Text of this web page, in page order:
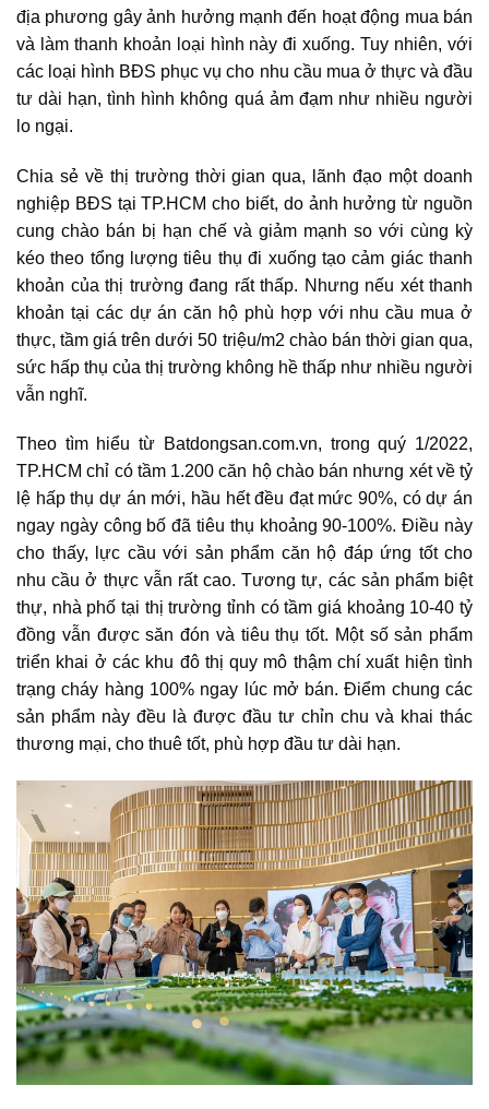
địa phương gây ảnh hưởng mạnh đến hoạt động mua bán
và làm thanh khoản loại hình này đi xuống. Tuy nhiên, với
các loại hình BĐS phục vụ cho nhu cầu mua ở thực và đầu
tư dài hạn, tình hình không quá ảm đạm như nhiều người
lo ngại.
Chia sẻ về thị trường thời gian qua, lãnh đạo một doanh
nghiệp BĐS tại TP.HCM cho biết, do ảnh hưởng từ nguồn
cung chào bán bị hạn chế và giảm mạnh so với cùng kỳ
kéo theo tổng lượng tiêu thụ đi xuống tạo cảm giác thanh
khoản của thị trường đang rất thấp. Nhưng nếu xét thanh
khoản tại các dự án căn hộ phù hợp với nhu cầu mua ở
thực, tầm giá trên dưới 50 triệu/m2 chào bán thời gian qua,
sức hấp thụ của thị trường không hề thấp như nhiều người
vẫn nghĩ.
Theo tìm hiểu từ Batdongsan.com.vn, trong quý 1/2022,
TP.HCM chỉ có tầm 1.200 căn hộ chào bán nhưng xét về tỷ
lệ hấp thụ dự án mới, hầu hết đều đạt mức 90%, có dự án
ngay ngày công bố đã tiêu thụ khoảng 90-100%. Điều này
cho thấy, lực cầu với sản phẩm căn hộ đáp ứng tốt cho
nhu cầu ở thực vẫn rất cao. Tương tự, các sản phẩm biệt
thự, nhà phố tại thị trường tỉnh có tầm giá khoảng 10-40 tỷ
đồng vẫn được săn đón và tiêu thụ tốt. Một số sản phẩm
triển khai ở các khu đô thị quy mô thậm chí xuất hiện tình
trạng cháy hàng 100% ngay lúc mở bán. Điểm chung các
sản phẩm này đều là được đầu tư chỉn chu và khai thác
thương mại, cho thuê tốt, phù hợp đầu tư dài hạn.